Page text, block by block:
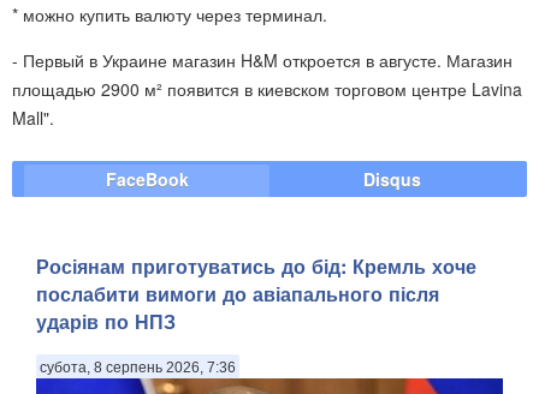
* можно купить валюту через терминал.
- Первый в Украине магазин H&M откроется в августе. Магазин
площадью 2900 м² появится в киевском торговом центре Lavina
Mall".
FaceBook Disqus
Росіянам приготуватись до бід: Кремль хоче
послабити вимоги до авіапального після
ударів по НПЗ
субота, 8 серпень 2026, 7:36